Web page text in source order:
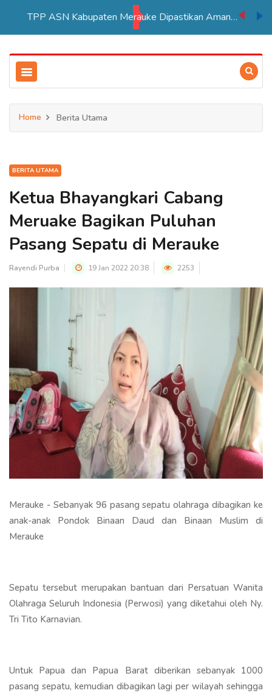
TPP ASN Kabupaten Merauke Dipastikan Aman Hingga Akhir Tahun 2026
Home Berita Utama
BERITA UTAMA
Ketua Bhayangkari Cabang
Meruake Bagikan Puluhan
Pasang Sepatu di Merauke
Rayendi Purba 19 Jan 2022 20:38 2253
Merauke - Sebanyak 96 pasang sepatu olahraga dibagikan ke
anak-anak Pondok Binaan Daud dan Binaan Muslim di
Merauke
Sepatu tersebut merupakan bantuan dari Persatuan Wanita
Olahraga Seluruh Indonesia (Perwosi) yang diketahui oleh Ny.
Tri Tito Karnavian.
Untuk Papua dan Papua Barat diberikan sebanyak 1000
pasang sepatu, kemudian dibagikan lagi per wilayah sehingga